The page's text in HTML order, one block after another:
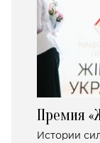
Премия
Истории